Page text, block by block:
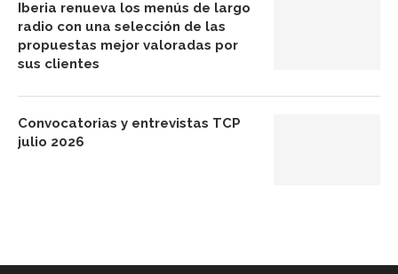
Iberia renueva los menús de largo
radio con una selección de las
propuestas mejor valoradas por
sus clientes
Convocatorias y entrevistas TCP
julio 2026